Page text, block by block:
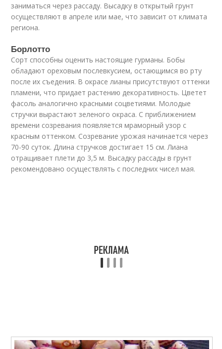
заниматься через рассаду. Высадку в открытый грунт
осуществляют в апреле или мае, что зависит от климата
региона.
Борлотто
Сорт способны оценить настоящие гурманы. Бобы
обладают ореховым послевкусием, остающимся во рту
после их съедения. В окрасе лианы присутствуют оттенки
пламени, что придает растению декоративность. Цветет
фасоль аналогично красными соцветиями. Молодые
стручки вырастают зеленого окраса. С приближением
времени созревания появляется мраморный узор с
красным оттенком. Созревание урожая начинается через
70-90 суток. Длина стручков достигает 15 см. Лиана
отращивает плети до 3,5 м. Высадку рассады в грунт
рекомендовано осуществлять с последних чисел мая.